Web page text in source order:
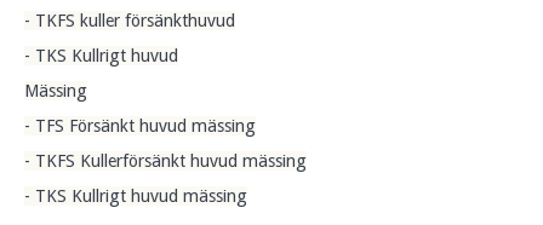
- TKFS kuller försänkthuvud
- TKS Kullrigt huvud
Mässing
- TFS Försänkt huvud mässing
- TKFS Kullerförsänkt huvud mässing
- TKS Kullrigt huvud mässing